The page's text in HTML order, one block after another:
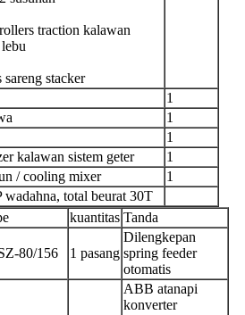
traction kalawan
stacker
1
1
1
kalawan sistem geter
1
/ cooling mixer
1
total beurat 30T
kuantitas Tanda
80/156 1 pasang
Dilengkepan
spring feeder
otomatis
ABB atanapi
konverter